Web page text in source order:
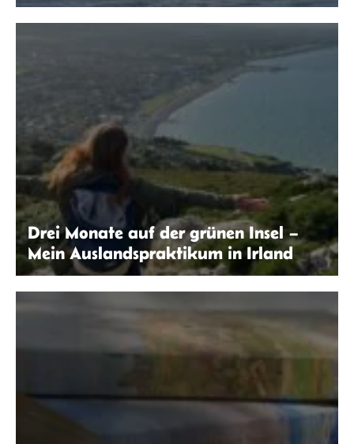
Drei Monate auf der grünen Insel –
Mein Auslandspraktikum in Irland